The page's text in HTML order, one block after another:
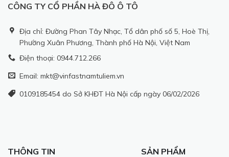
CÔNG TY CỔ PHẦN HÀ ĐÔ Ô TÔ
Địa chỉ: Đường Phan Tây Nhạc, Tổ dân phố số 5, Hoè Thị,
Phường Xuân Phương, Thành phố Hà Nội, Việt Nam
Điện thoại: 0944.712.266
Email: mkt@vinfastnamtuliem.vn
0109185454 do Sở KHĐT Hà Nội cấp ngày 06/02/2026
THÔNG TIN SẢN PHẨM